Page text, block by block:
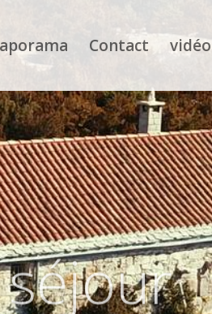
Contact vidéo